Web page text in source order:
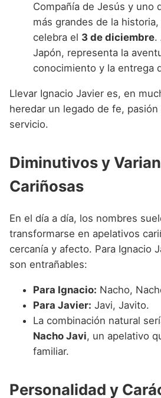
Compañía de Jesús y uno
más grandes de la
celebra el 3 de diciembre.
Japón, representa la
conocimiento y la entrega
Llevar Ignacio Javier es, en
heredar un legado de fe,
servicio.
Diminutivos y
Cariñosas
En el día a día, los nombres
transformarse en apelativos
cercanía y afecto. Para Ignacio
son entrañables:
Para Ignacio: Nacho,
Para Javier: Javi, Javito.
La combinación natural
Nacho Javi, un apelativo
familiar.
Personalidad y